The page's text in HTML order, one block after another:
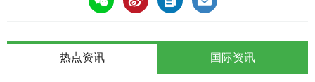
热点资讯 国际资讯